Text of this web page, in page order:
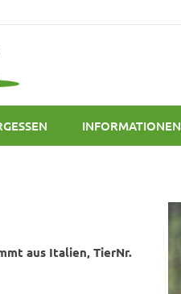
INFORMATIONEN
aus Italien, TierNr.